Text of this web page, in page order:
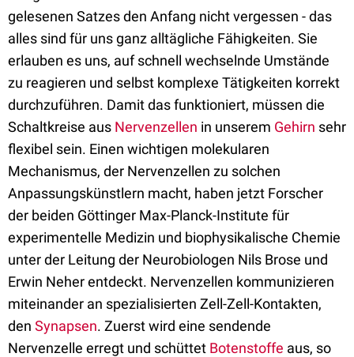
gelesenen Satzes den Anfang nicht vergessen - das
alles sind für uns ganz alltägliche Fähigkeiten. Sie
erlauben es uns, auf schnell wechselnde Umstände
zu reagieren und selbst komplexe Tätigkeiten korrekt
durchzuführen. Damit das funktioniert, müssen die
Schaltkreise aus Nervenzellen in unserem Gehirn sehr
flexibel sein. Einen wichtigen molekularen
Mechanismus, der Nervenzellen zu solchen
Anpassungskünstlern macht, haben jetzt Forscher
der beiden Göttinger Max-Planck-Institute für
experimentelle Medizin und biophysikalische Chemie
unter der Leitung der Neurobiologen Nils Brose und
Erwin Neher entdeckt. Nervenzellen kommunizieren
miteinander an spezialisierten Zell-Zell-Kontakten,
den Synapsen. Zuerst wird eine sendende
Nervenzelle erregt und schüttet Botenstoffe aus, so